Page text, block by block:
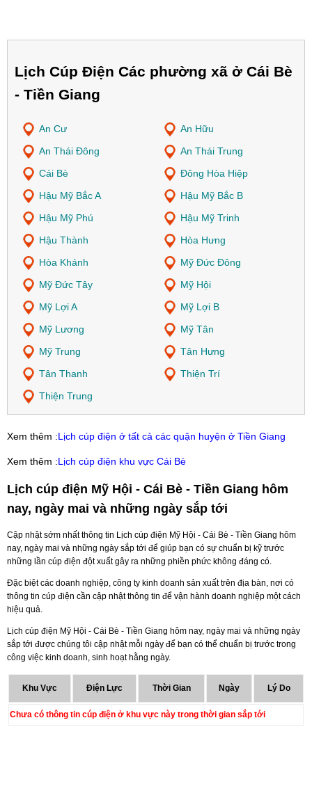
Lịch Cúp Điện Các phường xã ở Cái Bè
- Tiền Giang
An Cư
An Hữu
An Thái Đông
An Thái Trung
Cái Bè
Đông Hòa Hiệp
Hậu Mỹ Bắc A
Hậu Mỹ Bắc B
Hậu Mỹ Phú
Hậu Mỹ Trinh
Hậu Thành
Hòa Hưng
Hòa Khánh
Mỹ Đức Đông
Mỹ Đức Tây
Mỹ Hội
Mỹ Lợi A
Mỹ Lợi B
Mỹ Lương
Mỹ Tân
Mỹ Trung
Tân Hưng
Tân Thanh
Thiện Trí
Thiện Trung
Xem thêm :Lịch cúp điện ở tất cả các quận huyện ở Tiền Giang
Xem thêm :Lịch cúp điện khu vực Cái Bè
Lịch cúp điện Mỹ Hội - Cái Bè - Tiền Giang hôm
nay, ngày mai và những ngày sắp tới
Cập nhật sớm nhất thông tin Lịch cúp điện Mỹ Hội - Cái Bè - Tiền Giang hôm
nay, ngày mai và những ngày sắp tới để giúp bạn có sự chuẩn bị kỹ trước
những lần cúp điện đột xuất gây ra những phiền phức không đáng có.
Đặc biệt các doanh nghiệp, công ty kinh doanh sản xuất trên địa bàn, nơi có
thông tin cúp điện cần cập nhật thông tin để vận hành doanh nghiệp một cách
hiệu quả.
Lịch cúp điện Mỹ Hội - Cái Bè - Tiền Giang hôm nay, ngày mai và những ngày
sắp tới được chúng tôi cập nhật mỗi ngày để bạn có thể chuẩn bị trước trong
công việc kinh doanh, sinh hoạt hằng ngày.
Khu Vực Điện Lực Thời Gian Ngày Lý Do
Chưa có thông tin cúp điện ở khu vực này trong thời gian sắp tới